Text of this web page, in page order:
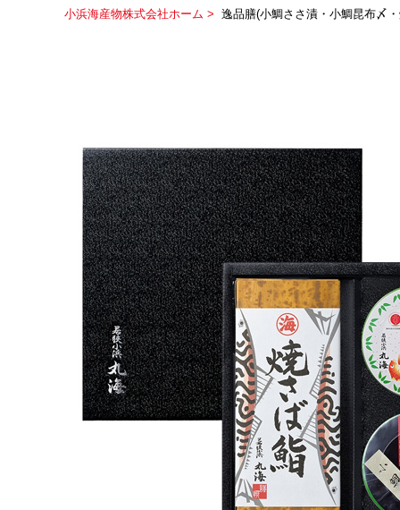
小浜海産物株式会社ホーム > 逸品膳(小鯛ささ漬・小鯛昆布〆